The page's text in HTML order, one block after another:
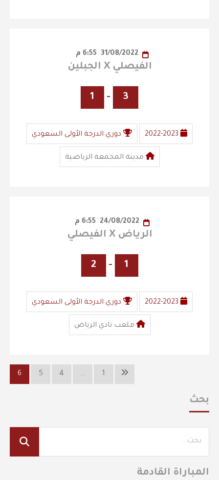
الفيصلي X الجبلين
3
-
1
2022-2023 دوري الدرجة الأولى السعودي
مدينة المجمعة الرياضية
الرياض X الفيصلي
1
-
2
2022-2023 دوري الدرجة الأولى السعودي
ملعب نادي الرياض
1
…
4
5
6
بحث
المباراة القادمة